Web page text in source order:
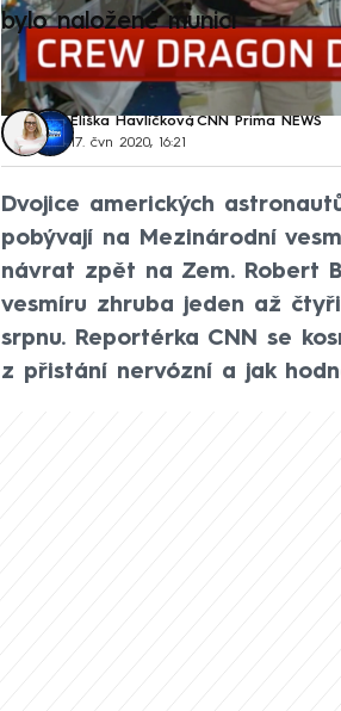
bylo naložené municí
Eliška Havlíčková, CNN Prima NEWS
17. čvn 2020, 16:21
Dvojice amerických
pobývají na Mezinárodní
návrat zpět na Zem. Robert
vesmíru zhruba jeden až
srpnu. Reportérka CNN se
z přistání nervózní a jak